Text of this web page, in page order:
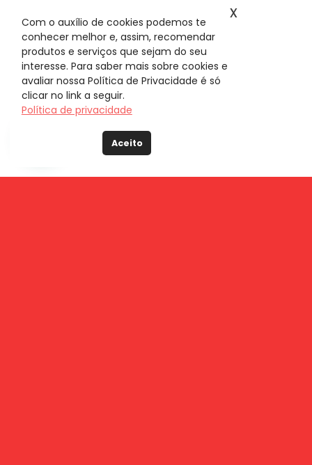
Com o auxílio de cookies podemos te
conhecer melhor e, assim, recomendar
produtos e serviços que sejam do seu
interesse. Para saber mais sobre cookies e
avaliar nossa Política de Privacidade é só
clicar no link a seguir.
Política de privacidade
Aceito
x